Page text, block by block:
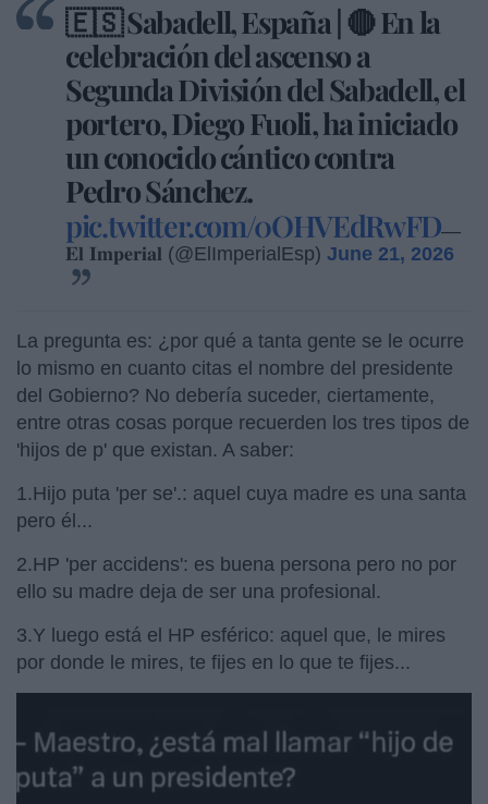
🇪🇸 Sabadell, España | 🔴 En la
celebración del ascenso a
Segunda División del Sabadell, el
portero, Diego Fuoli, ha iniciado
un conocido cántico contra
Pedro Sánchez.
pic.twitter.com/0OHVEdRwFD—
𝐄𝐥 𝐈𝐦𝐩𝐞𝐫𝐢𝐚𝐥 (@ElImperialEsp) June 21, 2026
La pregunta es: ¿por qué a tanta gente se le ocurre
lo mismo en cuanto citas el nombre del presidente
del Gobierno? No debería suceder, ciertamente,
entre otras cosas porque recuerden los tres tipos de
'hijos de p' que existan. A saber:
1.Hijo puta 'per se'.: aquel cuya madre es una santa
pero él...
2.HP 'per accidens': es buena persona pero no por
ello su madre deja de ser una profesional.
3.Y luego está el HP esférico: aquel que, le mires
por donde le mires, te fijes en lo que te fijes...